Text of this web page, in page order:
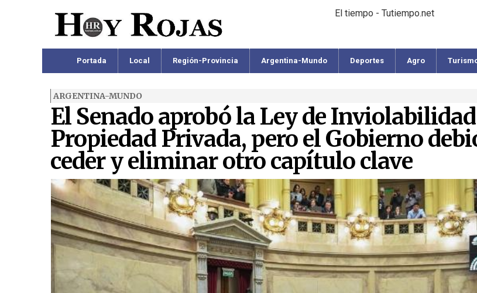
El tiempo - Tutiempo.net
Portada Local Región-Provincia Argentina-Mundo Deportes Agro
ARGENTINA-MUNDO
El Senado aprobó la Ley de
Propiedad Privada, pero el Gobierno
ceder y eliminar otro capítulo clave